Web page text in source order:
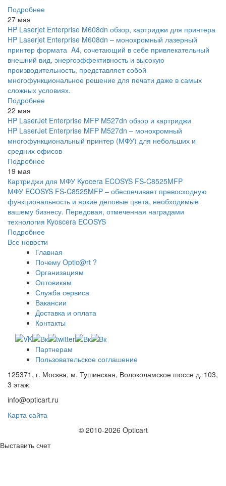
Подробнее
27 мая
HP Laserjet Enterprise M608dn обзор, картриджи для принтера
HP Laserjet Enterprise M608dn – монохромный лазерный
принтер формата A4, сочетающий в себе привлекательный
внешний вид, энергоэффективность и высокую
производительность, представляет собой
многофункциональное решение для печати даже в самых
сложных условиях.
Подробнее
22 мая
HP LaserJet Enterprise MFP M527dn обзор и картриджи
HP LaserJet Enterprise MFP M527dn – монохромный
многофункциональный принтер (МФУ) для небольших и
средних офисов
Подробнее
19 мая
Картриджи для МФУ Kyocera ECOSYS FS-C8525MFP
МФУ ECOSYS FS-C8525MFP – обеспечивает превосходную
функциональность и яркие деловые цвета, необходимые
вашему бизнесу. Передовая, отмеченная наградами
технология Kyoscera ECOSYS
Подробнее
Все новости
Главная
Почему Optic@rt ?
Организациям
Оптовикам
Служба сервиса
Вакансии
Доставка и оплата
Контакты
Партнерам
Пользовательское соглашение
125371, г. Москва, м. Тушинская, Волоколамское шоссе д. 103,
3 этаж
info@opticart.ru
Карта сайта
© 2010-2026 Opticart
Выставить счет